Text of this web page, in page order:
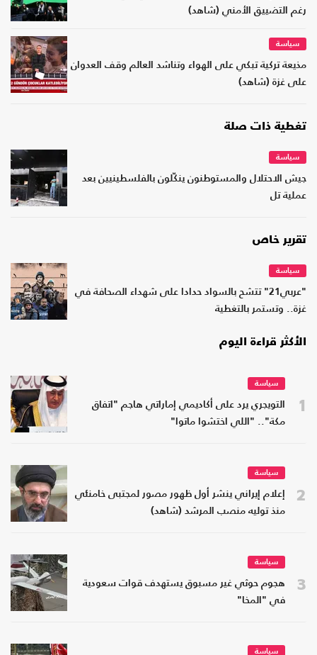
رغم التضييق الأمني (شاهد)
سياسة
مذيعة تركية تبكي على الهواء وتناشد العالم وقف العدوان
على غزة (شاهد)
تغطية ذات صلة
سياسة
جيش الاحتلال والمستوطنون ينكّلون بالفلسطينيين بعد
عملية تل
تقرير خاص
سياسة
"عربي21" تتشح بالسواد حدادا على شهداء الصحافة في
غزة.. وتستمر بالتغطية
الأكثر قراءة اليوم
1
سياسة
التويجري يرد على أكاديمي إماراتي هاجم "اتفاق
مكة".. "اللي اختشوا ماتوا"
2
سياسة
إعلام إيراني ينشر أول ظهور مصور لمجتبى خامنئي
منذ توليه منصب المرشد (شاهد)
3
سياسة
هجوم حوثي غير مسبوق يستهدف قوات سعودية
في "المخا"
سياسة